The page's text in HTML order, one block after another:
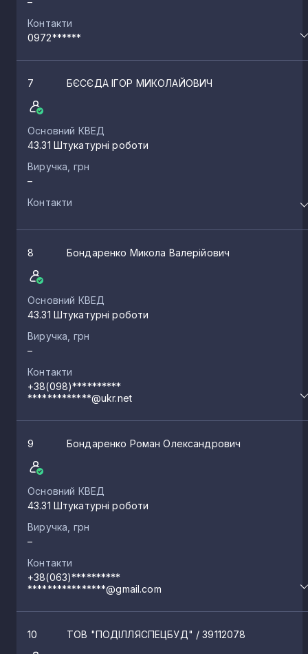
Контакти
0972******
7 БЄСЄДА ІГОР МИКОЛАЙОВИЧ
Основний КВЕД
43.31 Штукатурні роботи
Виручка, грн
–
Контакти
8 Бондаренко Микола Валерійович
Основний КВЕД
43.31 Штукатурні роботи
Виручка, грн
–
Контакти
+38(098)**********
*************@ukr.net
9 Бондаренко Роман Олександрович
Основний КВЕД
43.31 Штукатурні роботи
Виручка, грн
–
Контакти
+38(063)**********
****************@gmail.com
10 ТОВ "ПОДІЛЛЯСПЕЦБУД" / 39112078